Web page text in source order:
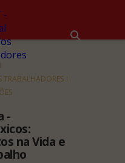
TRABALHADORES
-
na Vida e